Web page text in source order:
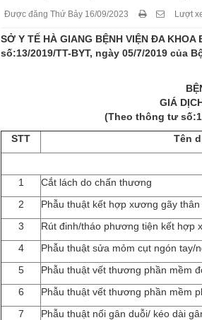
Được đăng Thứ Bảy 16/09/2023 Lượt
SỞ Y TẾ HÀ GIANG BỆNH VIỆN ĐA
số:13/2019/TT-BYT, ngày 05/7/2019 của
GIÁ
(Theo thông tư
STT
Tên
1
Cắt lách do chấn thương
2
Phẫu thuật kết hợp xương gãy
3
Rút đinh/tháo phương tiện kết hợp
4
Phẫu thuật sửa mỏm cụt ngón tay/
5
Phẫu thuật vết thương phần mềm
6
Phẫu thuật vết thương phần mềm
7
Phẫu thuật nối gân duỗi/ kéo dài